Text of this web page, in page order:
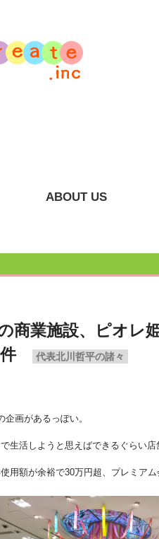
ABOUT US
商業施設、ピオレ
代表北川哲平の諸々
画があるっぽい。
生活しようと思えばできるぐらい店
用額が余裕で30万円超、プレミア